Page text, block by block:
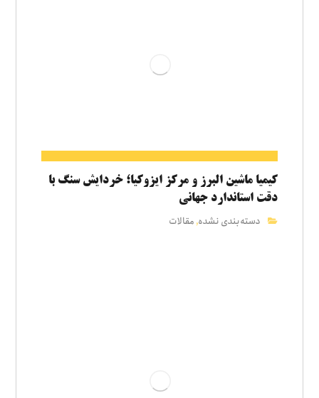
کیمیا ماشین البرز و مرکز ایزوکیا؛ خردایش سنگ با
دقت استاندارد جهانی
دسته‌بندی نشده,مقالات